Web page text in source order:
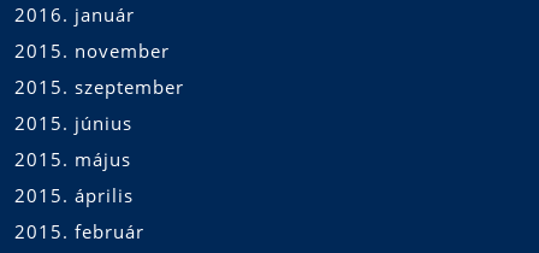
2016. január
2015. november
2015. szeptember
2015. június
2015. május
2015. április
2015. február